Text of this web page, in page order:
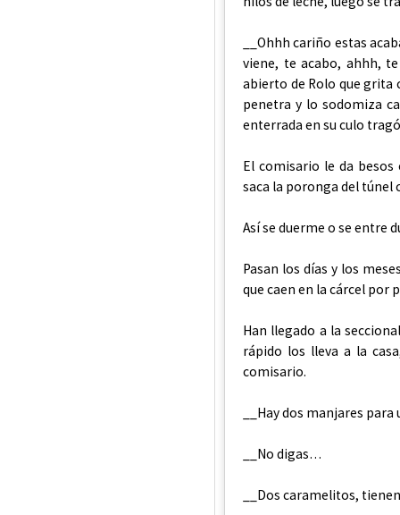
__Ohhh cariño estas
viene, te acabo, ahhh,
abierto de Rolo que grita
penetra y lo sodomiza
enterrada en su culo
El comisario le da
saca la poronga del túnel
Así se duerme o se entre
Pasan los días y los
que caen en la cárcel por
Han llegado a la
rápido los lleva a la
comisario.
__Hay dos manjares
__No digas…
__Dos caramelitos,